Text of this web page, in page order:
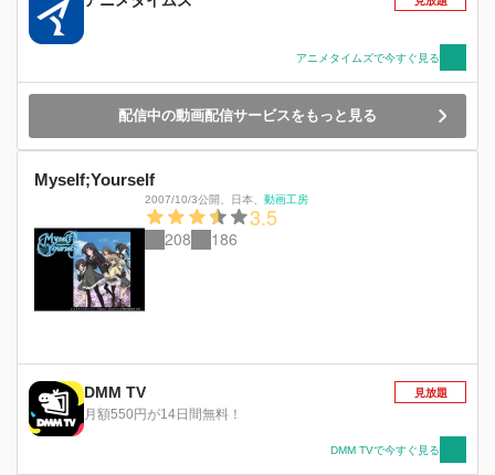
アニメタイムズで今すぐ見る
配信中の動画配信サービスをもっと見る
Myself;Yourself
2007/10/3公開 日本 動画工房
3.5
208 186
DMM TV
月額550円が14日間無料！
見放題
DMM TVで今すぐ見る